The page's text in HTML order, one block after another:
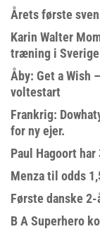
Årets første
Karin Walter
træning i Sverige
Åby: Get a Wish
voltestart
Frankrig:
for ny ejer.
Paul Hagoort
Menza til odds
Første danske
B A Superhero